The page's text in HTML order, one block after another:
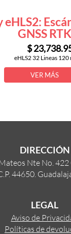
eHLS2:
GNSS RTK
$
eHLS2 32 Lineas 120
VER MÁS
DIRECCIÓN
Nte No.
44650.
LEGAL
Aviso de
Políticas de